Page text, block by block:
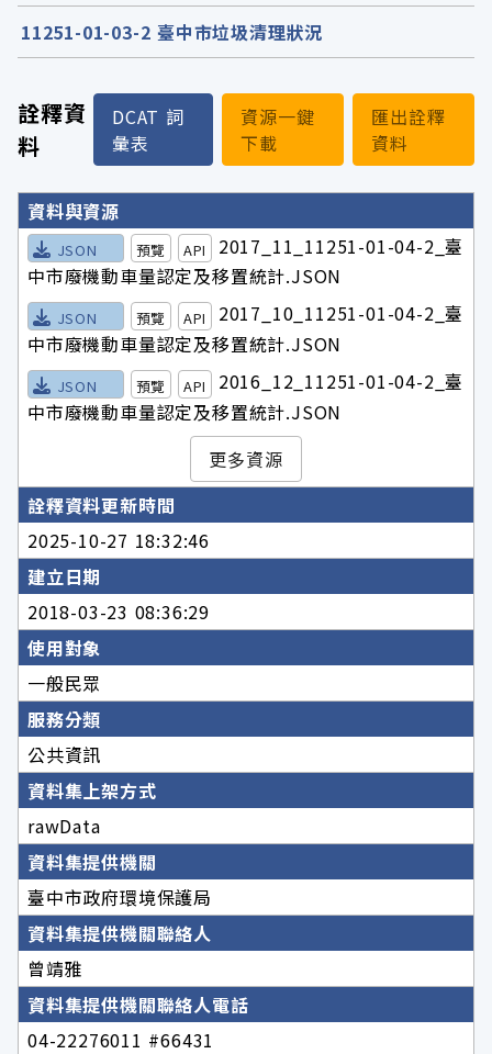
詮釋資
料
DCAT 詞
彙表
資源一鍵
下載
匯出詮釋
資料
詮釋資料詳細內容
資料與資源
JSON 預覽 API
2017_11_11251-01-04-2_臺
中市廢機動車量認定及移置統計.JSON
JSON 預覽 API
2017_10_11251-01-04-2_臺
中市廢機動車量認定及移置統計.JSON
JSON 預覽 API
2016_12_11251-01-04-2_臺
中市廢機動車量認定及移置統計.JSON
更多資源
詮釋資料更新時間
2025-10-27 18:32:46
建立日期
2018-03-23 08:36:29
使用對象
一般民眾
服務分類
公共資訊
資料集上架方式
rawData
資料集提供機關
臺中市政府環境保護局
資料集提供機關聯絡人
曾靖雅
資料集提供機關聯絡人電話
04-22276011 #66431
11251-01-03-2 臺中市垃圾清理狀況